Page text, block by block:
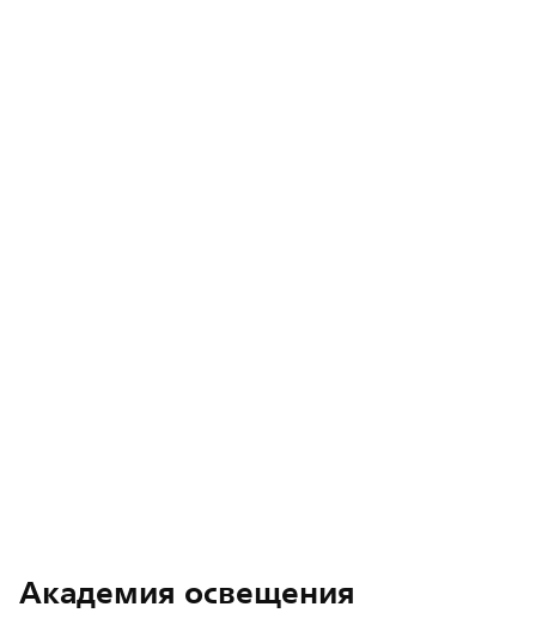
Академия освещения